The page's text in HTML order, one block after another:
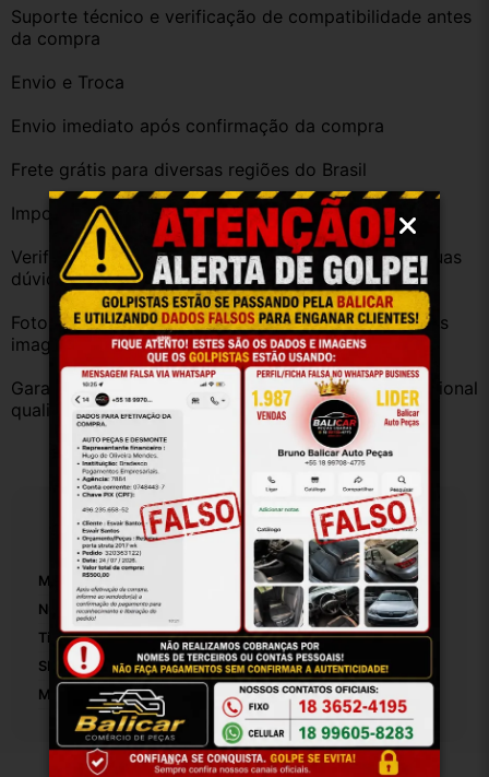
Suporte técnico e verificação de compatibilidade antes
da compra
Envio e Troca
Envio imediato após confirmação da compra
Frete grátis para diversas regiões do Brasil
Importante
Verifique a compatibilidade com seu veículo. Tire suas
dúvidas no campo de perguntas!
Fotos reais do produto. Peça exatamente igual à das
imagens.
Garantia válida somente com instalação por profissional
qualificado.
Especificações
Marca: Chevrolet
Número De Peça: 24172
Tipo De Veículo: Carro/Caminhonete
SKU:
Motivo De GTIN Vacío: Outro